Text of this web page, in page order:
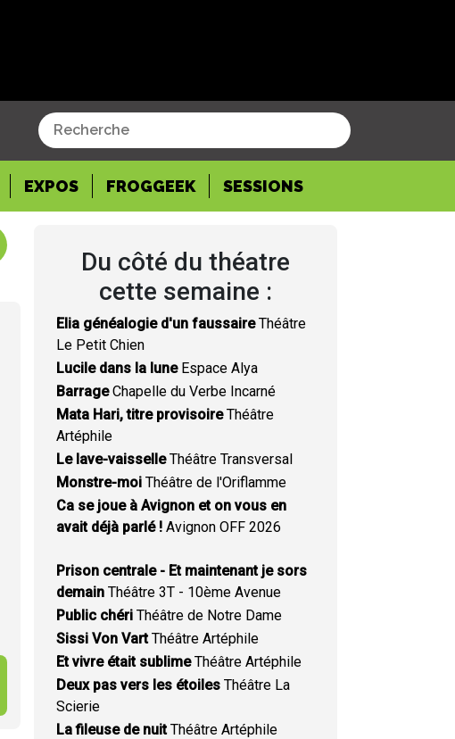
EXPOS FROGGEEK SESSIONS
Du côté du théatre
cette semaine :
Elia généalogie d'un faussaireThéâtre
Le Petit Chien
Lucile dans la luneEspace Alya
BarrageChapelle du Verbe Incarné
Mata Hari, titre provisoireThéâtre
Artéphile
Le lave-vaisselleThéâtre Transversal
Monstre-moi Théâtre de l'Oriflamme
Ca se joue à Avignon et on vous en
avait déjà parlé ! Avignon OFF 2026
Prison centrale - Et maintenant je sors
demain Théâtre 3T - 10ème Avenue
Public chéri Théâtre de Notre Dame
Sissi Von VartThéâtre Artéphile
Et vivre était sublimeThéâtre Artéphile
Deux pas vers les étoiles Théâtre La
Scierie
La fileuse de nuitThéâtre Artéphile